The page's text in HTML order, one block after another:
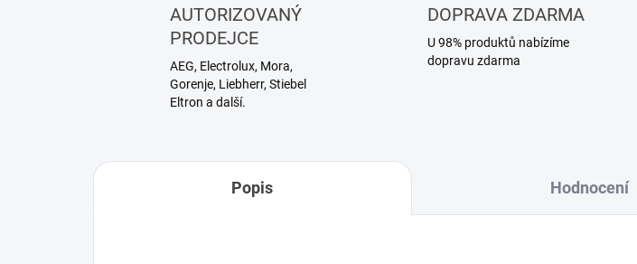
AUTORIZOVANÝ
PRODEJCE
AEG, Electrolux, Mora,
Gorenje, Liebherr, Stiebel
Eltron a další.
DOPRAVA ZDARMA
U 98% produktů nabízíme
dopravu zdarma
Popis Hodnocení